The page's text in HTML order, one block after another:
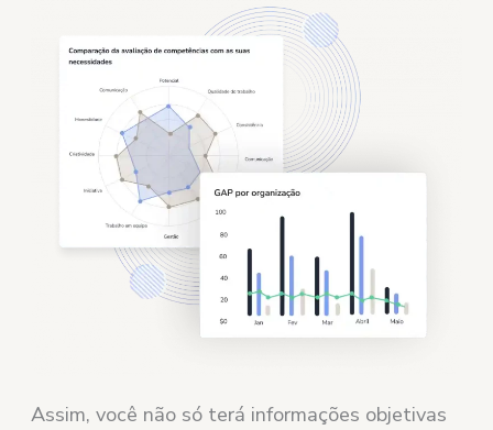
Assim, você não só terá informações objetivas